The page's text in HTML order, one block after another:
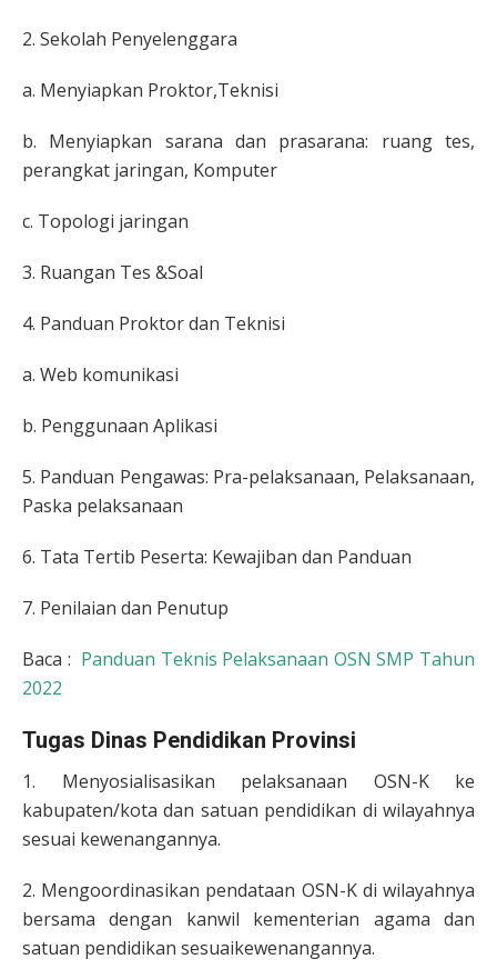
2. Sekolah Penyelenggara
a. Menyiapkan Proktor,Teknisi
b. Menyiapkan sarana dan prasarana: ruang tes,
perangkat jaringan, Komputer
c. Topologi jaringan
3. Ruangan Tes &Soal
4. Panduan Proktor dan Teknisi
a. Web komunikasi
b. Penggunaan Aplikasi
5. Panduan Pengawas: Pra-pelaksanaan, Pelaksanaan,
Paska pelaksanaan
6. Tata Tertib Peserta: Kewajiban dan Panduan
7. Penilaian dan Penutup
Baca : Panduan Teknis Pelaksanaan OSN SMP Tahun
2022
Tugas Dinas Pendidikan Provinsi
1. Menyosialisasikan pelaksanaan OSN-K ke
kabupaten/kota dan satuan pendidikan di wilayahnya
sesuai kewenangannya.
2. Mengoordinasikan pendataan OSN-K di wilayahnya
bersama dengan kanwil kementerian agama dan
satuan pendidikan sesuaikewenangannya.